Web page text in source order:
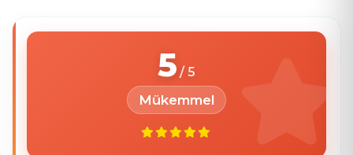
5
Mükemmel